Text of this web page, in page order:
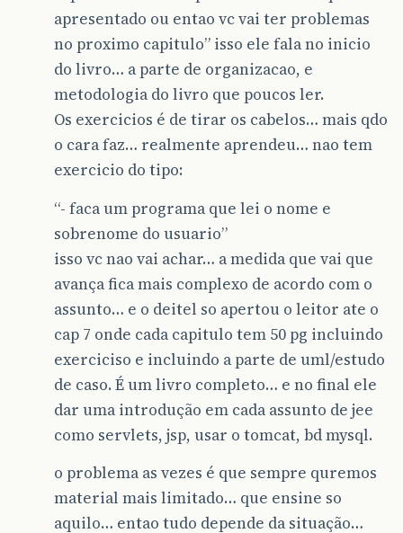
apresentado ou entao vc vai ter problemas
no proximo capitulo” isso ele fala no inicio
do livro… a parte de organizacao, e
metodologia do livro que poucos ler.
Os exercicios é de tirar os cabelos… mais qdo
o cara faz… realmente aprendeu… nao tem
exercicio do tipo:
“- faca um programa que lei o nome e
sobrenome do usuario”
isso vc nao vai achar… a medida que vai que
avança fica mais complexo de acordo com o
assunto… e o deitel so apertou o leitor ate o
cap 7 onde cada capitulo tem 50 pg incluindo
exerciciso e incluindo a parte de uml/estudo
de caso. É um livro completo… e no final ele
dar uma introdução em cada assunto de jee
como servlets, jsp, usar o tomcat, bd mysql.
o problema as vezes é que sempre quremos
material mais limitado… que ensine so
aquilo… entao tudo depende da situação…